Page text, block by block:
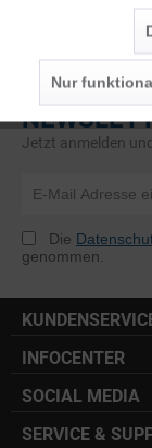
Jetzt anmelden
Die
genommen.
INFOCENTER
SOCIAL MEDIA
SERVICE &
Nur